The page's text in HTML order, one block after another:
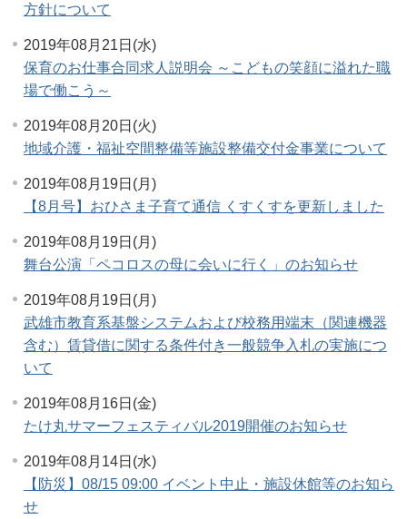
方針について
2019年08月21日(水)
保育のお仕事合同求人説明会 ～こどもの笑顔に溢れた職
場で働こう～
2019年08月20日(火)
地域介護・福祉空間整備等施設整備交付金事業について
2019年08月19日(月)
【8月号】おひさま子育て通信 くすくすを更新しました
2019年08月19日(月)
舞台公演「ペコロスの母に会いに行く」のお知らせ
2019年08月19日(月)
武雄市教育系基盤システムおよび校務用端末（関連機器
含む）賃貸借に関する条件付き一般競争入札の実施につ
いて
2019年08月16日(金)
たけ丸サマーフェスティバル2019開催のお知らせ
2019年08月14日(水)
【防災】08/15 09:00 イベント中止・施設休館等のお知ら
せ